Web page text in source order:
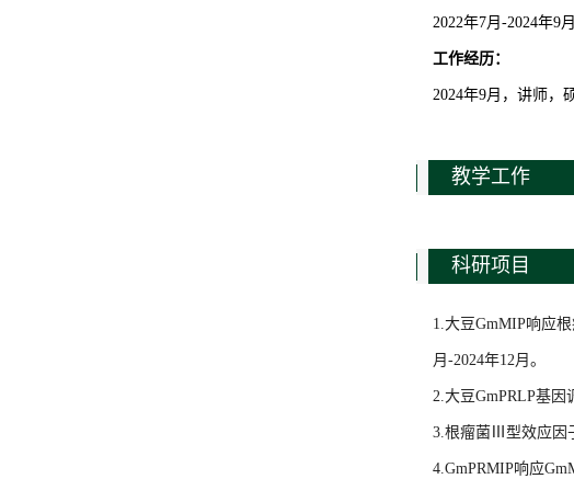
2022年7月-2024年9
工作经历：
2024年9月，讲师，
教学工作
科研项目
1.大豆GmMIP响应
月-2024年12月。
2.大豆GmPRLP基因
3.根瘤菌Ⅲ型效应因
4.GmPRMIP响应